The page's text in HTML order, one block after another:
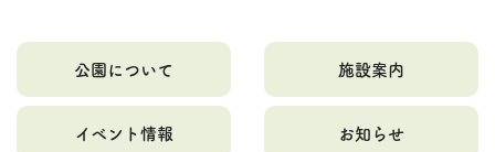
公園について 施設案内
イベント情報 お知らせ